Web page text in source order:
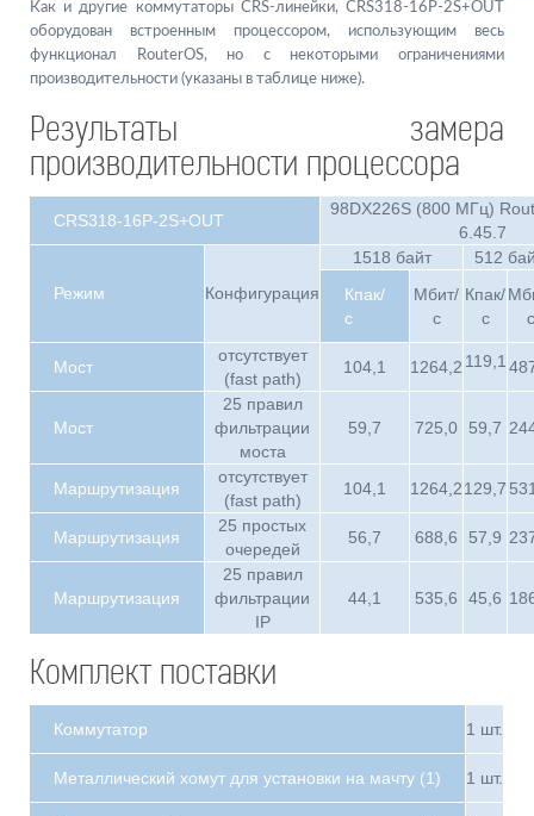
Как и другие коммутаторы CRS-линейки, CRS318-16P-2S+OUT
оборудован встроенным процессором, использующим весь
функционал RouterOS, но с некоторыми ограничениями
производительности (указаны в таблице ниже).
Результаты замера
производительности процессора
CRS318-16P-2S+OUT
98DX226S (800 МГц)
6.45.7
Режим Конфигурация
1518 байт
512
Кпак/
с
Мбит/
с
Кпак/
с
с
Мост
отсутствует
(fast path)
104,1 1264,2 119,1
Мост
25 правил
фильтрации
моста
59,7 725,0 59,7
Маршрутизация
отсутствует
(fast path)
104,1 1264,2129,7
Маршрутизация
25 простых
очередей
56,7 688,6 57,9
Маршрутизация
25 правил
фильтрации
IP
44,1 535,6 45,6
Комплект поставки
Коммутатор 1 шт.
Металлический хомут для установки на мачту (1) 1 шт.